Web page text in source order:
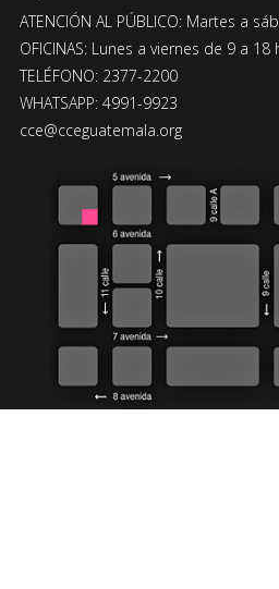
ATENCIÓN AL PÚBLICO: Martes a
OFICINAS: Lunes a viernes de 9 a 18
TELÉFONO: 2377-2200
WHATSAPP: 4991-9923
cce@cceguatemala.org